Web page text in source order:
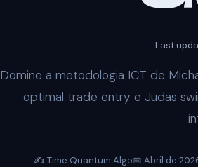
Last
Domine a metodologia ICT de
optimal trade entry e Judas
✍️ Time Quantum Algo📅 Abril de